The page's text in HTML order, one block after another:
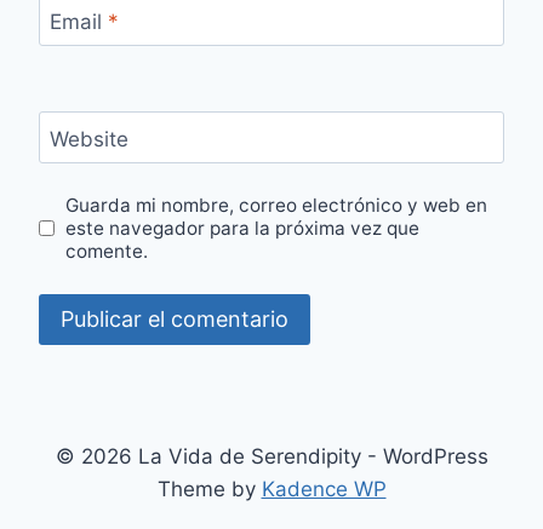
Email *
Website
Guarda mi nombre, correo electrónico y web en
este navegador para la próxima vez que
comente.
© 2026 La Vida de Serendipity - WordPress
Theme by Kadence WP